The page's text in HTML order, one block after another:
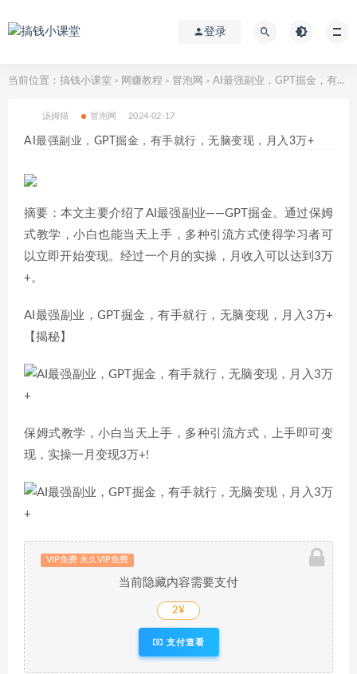
登录
当前位置： 搞钱小课堂 > 网赚教程 > 冒泡网 > AI最强副业，GPT掘金，有手就行，无脑变现，月入3万+
汤姆猫 冒泡网 2024-02-17
AI最强副业，GPT掘金，有手就行，无脑变现，月入3万+
摘要：本文主要介绍了AI最强副业——GPT掘金。通过保姆
式教学，小白也能当天上手，多种引流方式使得学习者可
以立即开始变现。经过一个月的实操，月收入可以达到3万
+。
AI最强副业，GPT掘金，有手就行，无脑变现，月入3万+
【揭秘】
保姆式教学，小白当天上手，多种引流方式，上手即可变
现，实操一月变现3万+!
VIP免费 永久VIP免费
当前隐藏内容需要支付
2¥
支付查看